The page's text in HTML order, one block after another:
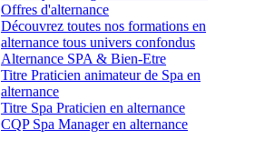
Offres d'alternance
Découvrez toutes nos formations en
alternance tous univers confondus
Alternance SPA & Bien-Etre
Titre Praticien animateur de Spa en
alternance
Titre Spa Praticien en alternance
CQP Spa Manager en alternance